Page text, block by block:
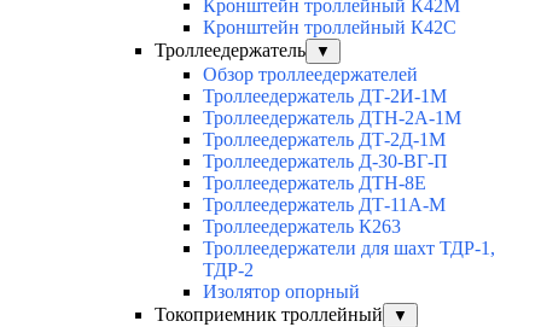
Кронштейн троллейный К42М
Кронштейн троллейный К42С
Троллеедержатель
▼
Обзор троллеедержателей
Троллеедержатель ДТ-2И-1М
Троллеедержатель ДТН-2А-1М
Троллеедержатель ДТ-2Д-1М
Троллеедержатель Д-30-ВГ-П
Троллеедержатель ДТН-8Е
Троллеедержатель ДТ-11А-М
Троллеедержатель К263
Троллеедержатели для шахт ТДР-1,
ТДР-2
Изолятор опорный
Токоприемник троллейный
▼